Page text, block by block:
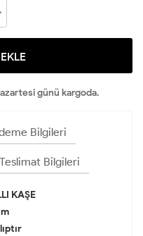
günü kargoda.
Bilgileri
Teslimat Bilgileri
KAŞE